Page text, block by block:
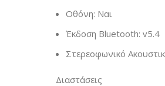
Οθόνη: Ναι
Έκδοση Bluetooth: v5.4
Στερεοφωνικό
Διαστάσεις